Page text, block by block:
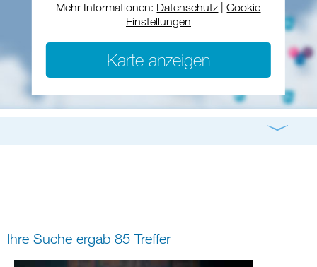
Mehr Informationen: Datenschutz |Cookie
Einstellungen
Karte anzeigen
digital und in Präsenz rein digital
Ihre Suche ergab 85 Treffer